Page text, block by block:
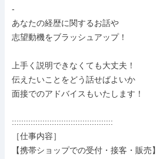
-
あなたの経歴に関するお話や
志望動機をブラッシュアップ！
上手く説明できなくても大丈夫！
伝えたいことをどう話せばよいか
面接でのアドバイスもいたします！
:::::::::::::::::::::::::::::::::::::::::::
［仕事内容］
【携帯ショップでの受付・接客・販売】